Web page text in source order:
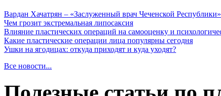
Вардан Хачатрян – «Заслуженный врач Чеченской Республики»
Чем грозит экстремальная липосаксия
Влияние пластических операций на самооценку и
Какие пластические операции лица популярны сегодня
Ушки на ягодицах: откуда приходят и куда уходят?
Все новости...